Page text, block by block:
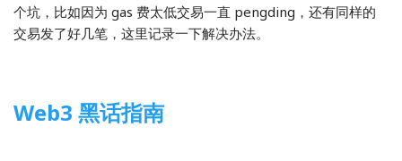
个坑，比如因为 gas 费太低交易一直 pengding，还有同样的
交易发了好几笔，这里记录一下解决办法。
Web3 黑话指南